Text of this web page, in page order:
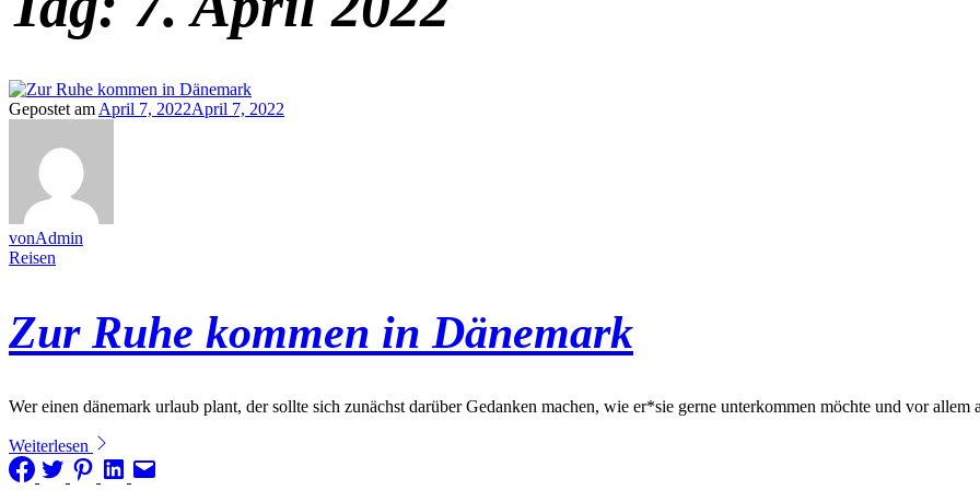
Gepostet am April 7, 2022April 7, 2022
vonAdmin
Reisen
Zur Ruhe kommen in Dänemark
Wer einen dänemark urlaub plant, der sollte sich zunächst darüber Gedanken machen, wie er*sie gerne unterkommen möchte und vor
Weiterlesen